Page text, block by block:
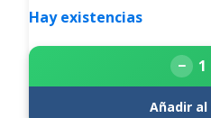
Hay existencias
−
Añadir